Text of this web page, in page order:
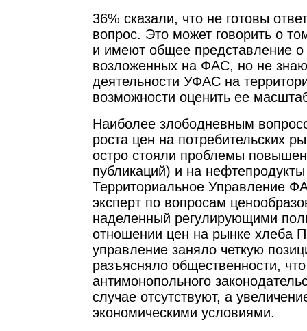
36% сказали, что не готовы
вопрос. Это может говорить о
и имеют общее представление о
возложенных на ФАС, но не
деятельности УФАС на
возможности оценить ее
Наиболее злободневным
роста цен на потребительских
остро стояли проблемы
публикаций) и на
Территориальное Управление
эксперт по вопросам
наделенный регулирующими
отношении цен на рынке хлеба
управление заняло четкую
разъясняло общественности,
антимонопольного
случае отсутствуют, а
экономическими условиями.